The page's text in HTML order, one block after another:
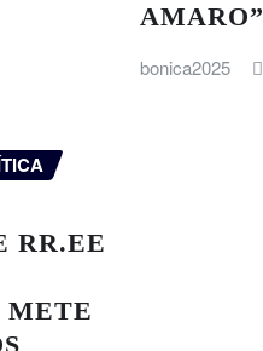
AMARO”
bonica2025
RR.EE
METE